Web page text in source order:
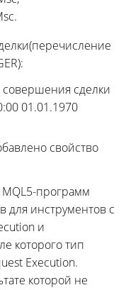
совершения сделки
01.01.1970
свойство
программ
для инструментов с
и
которого тип
Execution.
которой не